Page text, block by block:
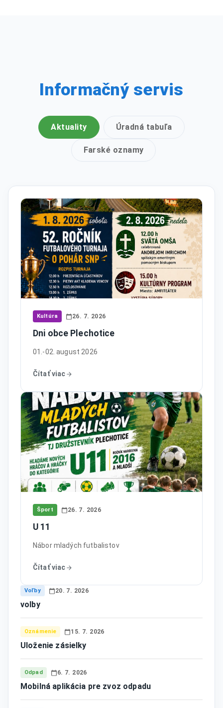
Informačný servis
Aktuality Úradná tabuľa
Farské oznamy
Kultúra 26. 7. 2026
Dni obce Plechotice
01.-02. august 2026
Čítať viac
Šport 26. 7. 2026
U 11
Nábor mladých futbalistov
Čítať viac
Voľby 20. 7. 2026
volby
Oznámenie 15. 7. 2026
Uloženie zásielky
Odpad 6. 7. 2026
Mobilná aplikácia pre zvoz odpadu